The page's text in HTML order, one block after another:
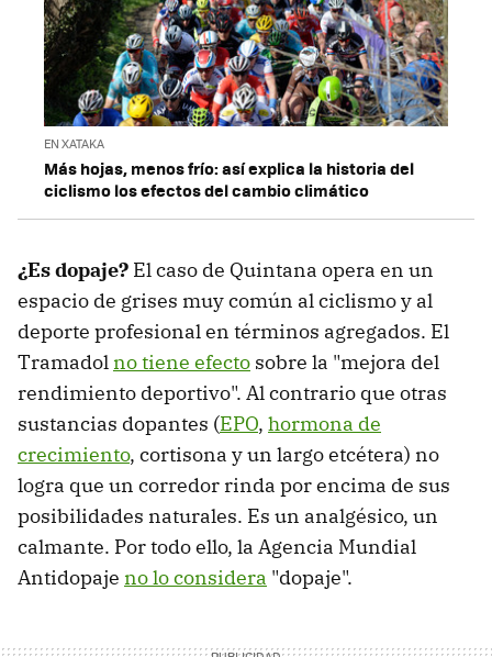
EN XATAKA
Más hojas, menos frío: así explica la historia del
ciclismo los efectos del cambio climático
¿Es dopaje? El caso de Quintana opera en un
espacio de grises muy común al ciclismo y al
deporte profesional en términos agregados. El
Tramadolno tiene efecto sobre la "mejora del
rendimiento deportivo". Al contrario que otras
sustancias dopantes (EPO, hormona de
crecimiento, cortisona y un largo etcétera) no
logra que un corredor rinda por encima de sus
posibilidades naturales. Es un analgésico, un
calmante. Por todo ello, la Agencia Mundial
Antidopaje no lo considera "dopaje".